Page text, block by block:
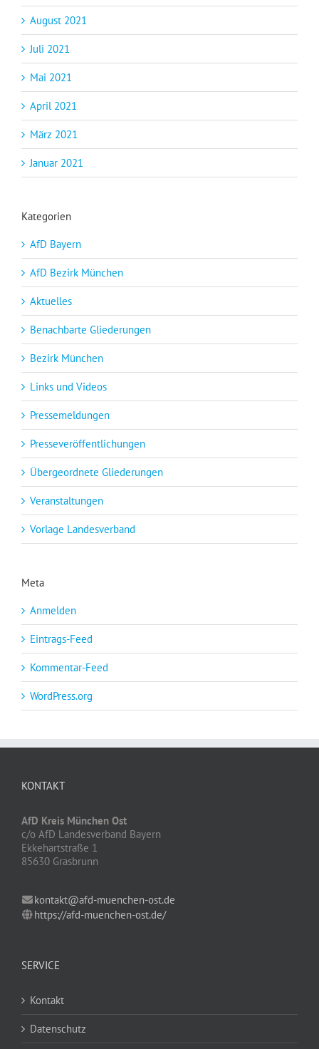
August 2021
Juli 2021
Mai 2021
April 2021
März 2021
Januar 2021
Kategorien
AfD Bayern
AfD Bezirk München
Aktuelles
Benachbarte Gliederungen
Bezirk München
Links und Videos
Pressemeldungen
Presseveröffentlichungen
Übergeordnete Gliederungen
Veranstaltungen
Vorlage Landesverband
Meta
Anmelden
Eintrags-Feed
Kommentar-Feed
WordPress.org
KONTAKT
AfD Kreis München Ost
c/o AfD Landesverband Bayern
Ekkehartstraße 1
85630 Grasbrunn
kontakt@afd-muenchen-ost.de
https://afd-muenchen-ost.de/
SERVICE
Kontakt
Datenschutz